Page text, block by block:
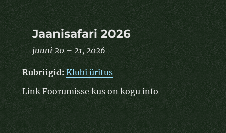
Jaanisafari 2026
juuni 20– 21, 2026
Rubriigid: Klubi üritus
Link Foorumisse kus on kogu info